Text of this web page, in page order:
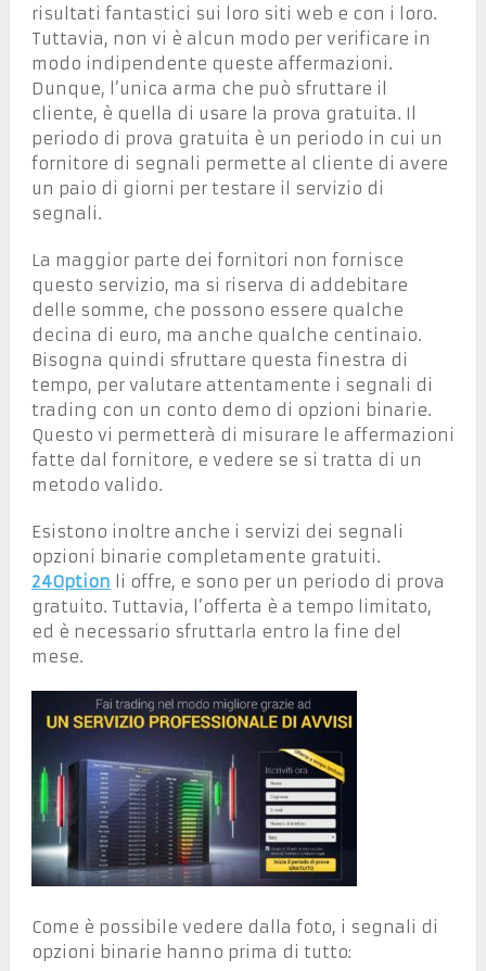
risultati fantastici sui loro siti web e con i loro.
Tuttavia, non vi è alcun modo per verificare in
modo indipendente queste affermazioni.
Dunque, l’unica arma che può sfruttare il
cliente, è quella di usare la prova gratuita. Il
periodo di prova gratuita è un periodo in cui un
fornitore di segnali permette al cliente di avere
un paio di giorni per testare il servizio di
segnali.
La maggior parte dei fornitori non fornisce
questo servizio, ma si riserva di addebitare
delle somme, che possono essere qualche
decina di euro, ma anche qualche centinaio.
Bisogna quindi sfruttare questa finestra di
tempo, per valutare attentamente i segnali di
trading con un conto demo di opzioni binarie.
Questo vi permetterà di misurare le affermazioni
fatte dal fornitore, e vedere se si tratta di un
metodo valido.
Esistono inoltre anche i servizi dei segnali
opzioni binarie completamente gratuiti.
24Option li offre, e sono per un periodo di prova
gratuito. Tuttavia, l’offerta è a tempo limitato,
ed è necessario sfruttarla entro la fine del
mese.
Come è possibile vedere dalla foto, i segnali di
opzioni binarie hanno prima di tutto: